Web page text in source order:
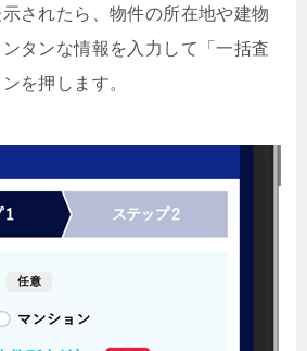
されたら、物件の所在地や建物
タンな情報を入力して「一括査
を押します。